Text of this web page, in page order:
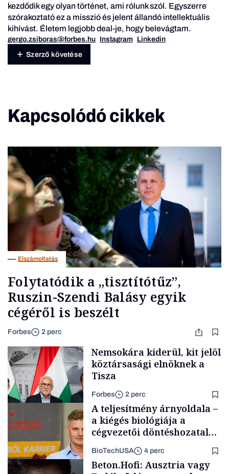
kezdődik egy olyan történet, ami rólunk szól. Egyszerre
szórakoztató ez a misszió és jelent állandó intellektuális
kihívást. Életem legjobb deal-je, hogy belevágtam.
gergo.zsiboras@forbes.hu Instagram Linkedin
Szerző követése
Kapcsolódó cikkek
Elszámoltatás
Folytatódik a „tisztítótűz”,
Ruszin-Szendi Balásy egyik
cégéről is beszélt
Forbes 2 perc
Társadalom
Nemsokára kiderül, kit jelöl
köztársasági elnöknek a
Tisza
Forbes 2 perc
A teljesítmény árnyoldala –
a kiégés biológiája a
cégvezetői döntéshozatal
BioTechUSA 4 perc
Beton.Hofi: Ausztria vagy